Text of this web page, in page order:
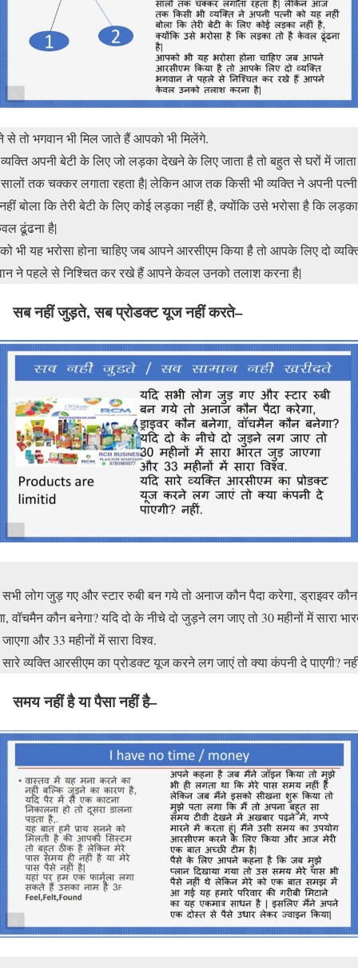
से तो भगवान भी मिल जाते हैं आपको भी मिलेंगे.
अपनी बेटी के लिए जो लड़का देखने के लिए जाता है तो बहुत से घरों में
तक चक्कर लगाता रहता है| लेकिन आज तक किसी भी व्यक्ति ने अपनी
बोला कि तेरी बेटी के लिए कोई लड़का नहीं है, क्योंकि उसे भरोसा है कि
ढूंढना है|
भी यह भरोसा होना चाहिए जब आपने आरसीएम किया है तो आपके लिए दो
ने पहले से निश्चित कर रखे हैं आपने केवल उनको तलाश करना है|
सब नहीं जुड़ते, सब प्रोडक्ट यूज नहीं करते–
सभी लोग जुड़ गए और स्टार रुबी बन गये तो अनाज कौन पैदा करेगा, ड्राइवर कौन
वॉचमैन कौन बनेगा? यदि दो के नीचे दो जुड़ने लग जाए तो 30 महीनों में सारा
और 33 महीनों में सारा विश्व.
सारे व्यक्ति आरसीएम का प्रोडक्ट यूज करने लग जाएं तो क्या कंपनी दे पाएगी?
समय नहीं है या पैसा नहीं है–